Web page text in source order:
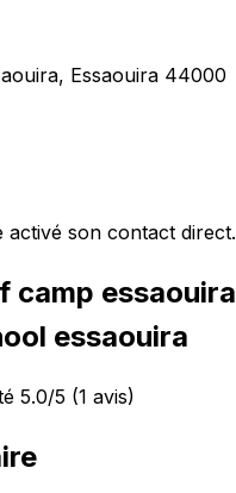
Essaouira 44000
activé son contact direct.
camp essaouira
essaouira
5.0/5 (1 avis)